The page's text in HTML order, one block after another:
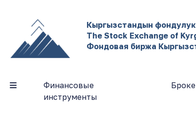
Кыргызстандын
The Stock Exchange of
Фондовая биржа
Финансовые
инструменты